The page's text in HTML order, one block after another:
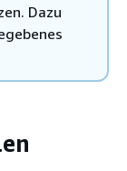
Dazu